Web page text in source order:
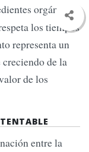
orgánicos
los tiempos
representa un
creciendo de la
de los
entre la